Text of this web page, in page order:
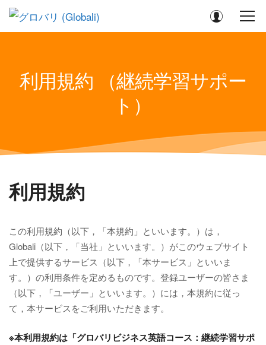
利用規約 （継続学習サポー
ト）
利用規約
この利用規約（以下，「本規約」といいます。）は，
Globali（以下，「当社」といいます。）がこのウェブサイト
上で提供するサービス（以下，「本サービス」といいま
す。）の利用条件を定めるものです。登録ユーザーの皆さま
（以下，「ユーザー」といいます。）には，本規約に従っ
て，本サービスをご利用いただきます。
※本利用規約は「グロバリビジネス英語コース：継続学習サポ